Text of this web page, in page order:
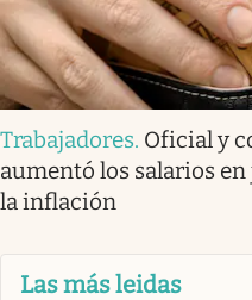
Trabajadores. Oficial y
aumentó los salarios
la inflación
Las más leidas